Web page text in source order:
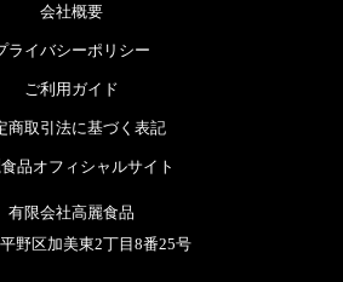
会社概要
ライバシーポリシー
ご利用ガイド
商取引法に基づく表記
品オフィシャルサイト
有限会社高麗食品
野区加美東2丁目8番25号